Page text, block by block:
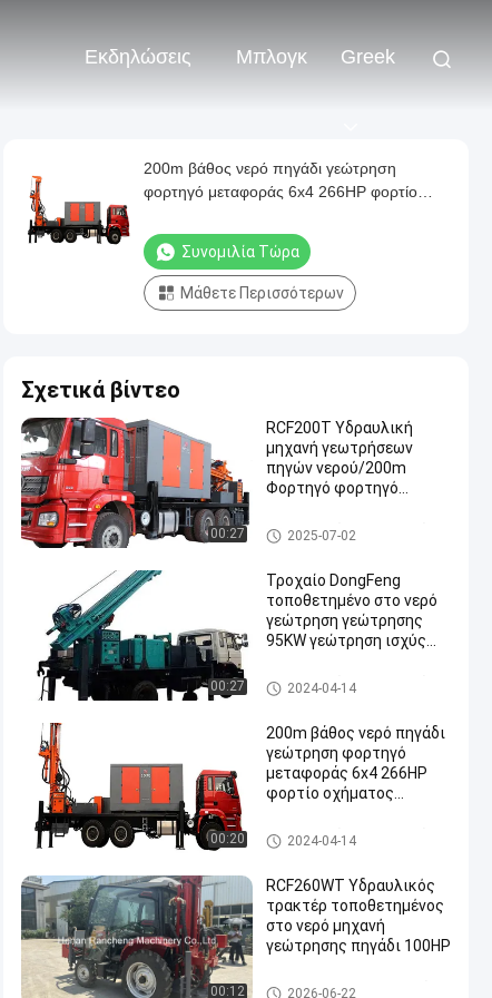
Εκδηλώσεις Μπλογκ Greek
200m βάθος νερό πηγάδι γεώτρηση
φορτηγό μεταφοράς 6x4 266HP φορτίο
Συνομιλία Τώρα
Μάθετε Περισσότερων
Σχετικά βίντεο
00:27
RCF200T Υδραυλική
μηχανή γεωτρήσεων
πηγών νερού/200m
Φορτηγό φορτηγό
νερού/6X4 Φορτηγό
φορτηγό φορτηγό
Μηχανή γεώτρησης πηγών ν
ερού
2025-07-02
00:27
Τροχαίο DongFeng
τοποθετημένο στο νερό
γεώτρηση γεώτρησης
95KW γεώτρηση ισχύς
Μηχανή γεώτρησης πηγών ν
ερού
2024-04-14
00:20
200m βάθος νερό πηγάδι
γεώτρηση φορτηγό
μεταφοράς 6x4 266HP
φορτίο οχήματος
Μηχανή γεώτρησης πηγών ν
ερού
2024-04-14
00:12
RCF260WT Υδραυλικός
τρακτέρ τοποθετημένος
στο νερό μηχανή
γεώτρησης πηγάδι 100HP
Μηχανή τρυπήματος πηγών ν
2026-06-22